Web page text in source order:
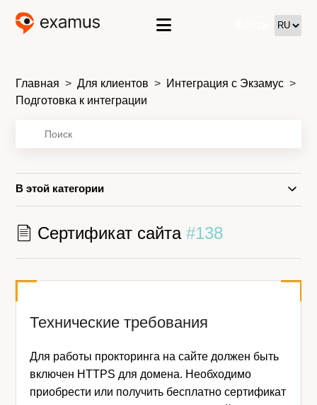
Главная Для клиентов
Интеграция с Экзамус
Подготовка к интеграции
В этой категории
Сертификат сайта#138
Технические требования
Для работы прокторинга на сайте должен быть
включен HTTPS для домена. Необходимо
приобрести или получить бесплатно сертификат